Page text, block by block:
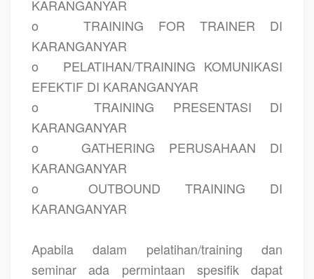
KARANGANYAR
o
TRAINING FOR TRAINER DI
KARANGANYAR
o
PELATIHAN/TRAINING KOMUNIKASI
EFEKTIF DI KARANGANYAR
o
TRAINING PRESENTASI DI
KARANGANYAR
o
GATHERING PERUSAHAAN DI
KARANGANYAR
o
OUTBOUND TRAINING DI
KARANGANYAR
Apabila dalam pelatihan/training dan
seminar ada permintaan spesifik dapat